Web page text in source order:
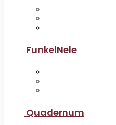
FunkelNele
Quadernum